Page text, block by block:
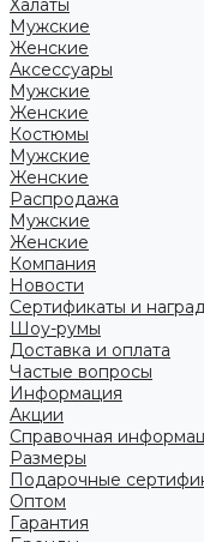
Халаты
Мужские
Женские
Аксессуары
Мужские
Женские
Костюмы
Мужские
Женские
Распродажа
Мужские
Женские
Компания
Новости
Сертификаты и
Шоу-румы
Доставка и оплата
Частые вопросы
Информация
Акции
Справочная
Размеры
Подарочные
Оптом
Гарантия